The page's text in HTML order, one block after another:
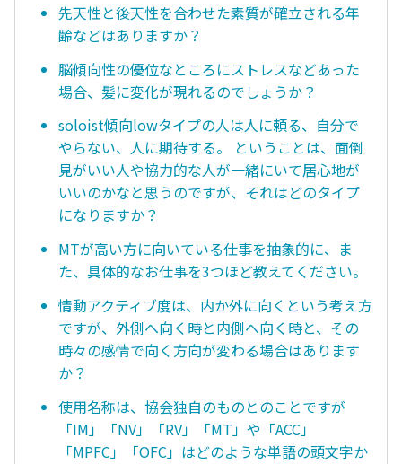
先天性と後天性を合わせた素質が確立される年
齢などはありますか？
脳傾向性の優位なところにストレスなどあった
場合、髪に変化が現れるのでしょうか？
soloist傾向lowタイプの人は人に頼る、自分で
やらない、人に期待する。 ということは、面倒
見がいい人や協力的な人が一緒にいて居心地が
いいのかなと思うのですが、それはどのタイプ
になりますか？
MTが高い方に向いている仕事を抽象的に、ま
た、具体的なお仕事を3つほど教えてください。
情動アクティブ度は、内か外に向くという考え方
ですが、外側へ向く時と内側へ向く時と、その
時々の感情で向く方向が変わる場合はあります
か？
使用名称は、協会独自のものとのことですが
「IM」「NV」「RV」「MT」や「ACC」
「MPFC」「OFC」はどのような単語の頭文字か